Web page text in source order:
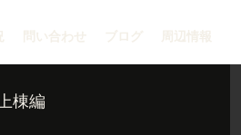
問い合わせ ブログ 周辺情報
棟編